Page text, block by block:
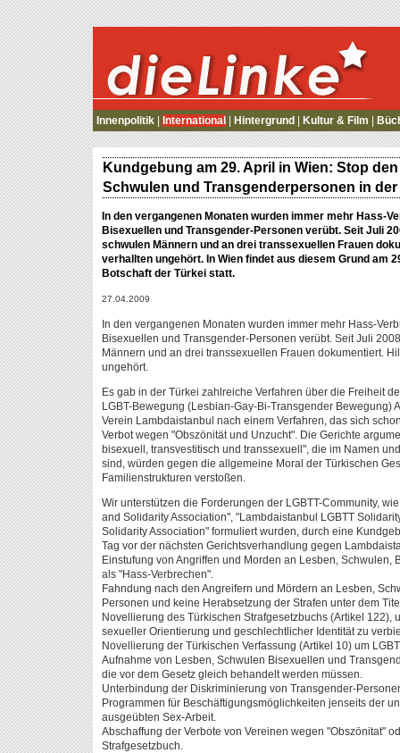
die Linke
Innenpolitik International Hintergrund Kultur & Film
Kundgebung am 29. April in Wien: Stop
Schwulen und Transgenderpersonen in
In den vergangenen Monaten wurden immer mehr Hass-
Bisexuellen und Transgender-Personen verübt. Seit Juli
schwulen Männern und an drei transsexuellen Frauen
verhallten ungehört. In Wien findet aus diesem Grund am
Botschaft der Türkei statt.
27.04.2009
In den vergangenen Monaten wurden immer mehr Hass-
Bisexuellen und Transgender-Personen verübt. Seit Juli
Männern und an drei transsexuellen Frauen dokumentiert.
ungehört.
Es gab in der Türkei zahlreiche Verfahren über die Freiheit
LGBT-Bewegung (Lesbian-Gay-Bi-Transgender Bewegung)
Verein Lambdaistanbul nach einem Verfahren, das sich
Verbot wegen "Obszönität und Unzucht". Die Gerichte
bisexuell, transvestitisch und transsexuell", die im Namen
sind, würden gegen die allgemeine Moral der Türkischen
Familienstrukturen verstoßen.
Wir unterstützen die Forderungen der LGBTT-Community,
and Solidarity Association", "Lambdaistanbul LGBTT
Solidarity Association" formuliert wurden, durch eine
Tag vor der nächsten Gerichtsverhandlung gegen
Einstufung von Angriffen und Morden an Lesben,
als "Hass-Verbrechen".
Fahndung nach den Angreifern und Mördern an Lesben,
Personen und keine Herabsetzung der Strafen unter dem
Novellierung des Türkischen Strafgesetzbuchs (Artikel 122),
sexueller Orientierung und geschlechtlicher Identität zu
Novellierung der Türkischen Verfassung (Artikel 10) um
Aufnahme von Lesben, Schwulen Bisexuellen und
die vor dem Gesetz gleich behandelt werden müssen.
Unterbindung der Diskriminierung von Transgender-
Programmen für Beschäftigungsmöglichkeiten jenseits der
ausgeübten Sex-Arbeit.
Abschaffung der Verbote von Vereinen wegen "Obszönitat"
Strafgesetzbuch.